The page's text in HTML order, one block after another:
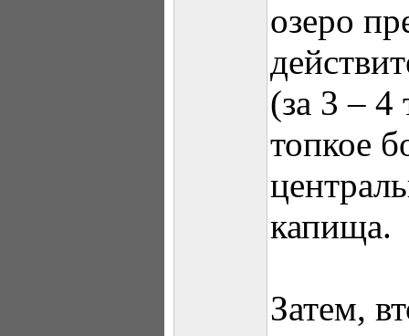
озеро
(за 3 – 4
топкое
капища.
Затем,